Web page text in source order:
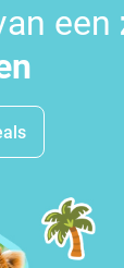
een